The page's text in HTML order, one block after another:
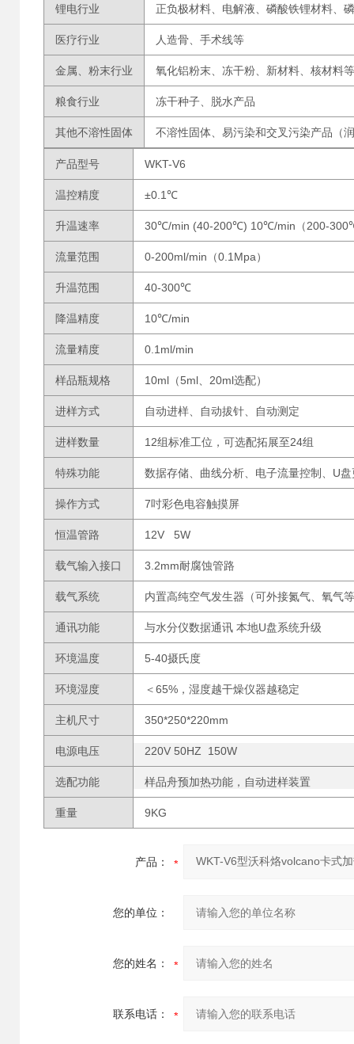
锂电行业 正负极材料、电解液、磷酸铁锂材料、
医疗行业 人造骨、手术线等
金属、粉末行业 氧化铝粉末、冻干粉、新材料、核材料等
粮食行业 冻干种子、脱水产品
其他不溶性固体 不溶性固体、易污染和交叉污染产品（
产品型号 WKT-V6
温控精度 ±0.1℃
升温速率 30℃/min (40-200℃) 10℃/min（200-
流量范围 0-200ml/min（0.1Mpa）
升温范围 40-300℃
降温精度 10℃/min
流量精度 0.1ml/min
样品瓶规格 10ml（5ml、20ml选配）
进样方式 自动进样、自动拔针、自动测定
进样数量 12组标准工位，可选配拓展至24组
特殊功能 数据存储、曲线分析、电子流量控制、U盘
操作方式 7吋彩色电容触摸屏
恒温管路 12V 5W
载气输入接口 3.2mm耐腐蚀管路
载气系统 内置高纯空气发生器（可外接氮气、氧气
通讯功能 与水分仪数据通讯 本地U盘系统升级
环境温度 5-40摄氏度
环境湿度 ＜65%，湿度越干燥仪器越稳定
主机尺寸 350*250*220mm
电源电压 220V 50HZ 150W
选配功能 样品舟预加热功能，自动进样装置
重量 9KG
产品：
您的单位：
您的姓名：
联系电话：